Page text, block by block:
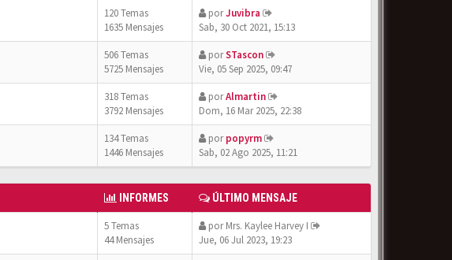
120 Temas
1635 Mensajes
porJuvibra
Sab, 30 Oct 2021, 15:13
506 Temas
5725 Mensajes
porSTascon
Vie, 05 Sep 2025, 09:47
318 Temas
3792 Mensajes
porAlmartin
Dom, 16 Mar 2025, 22:38
134 Temas
1446 Mensajes
porpopyrm
Sab, 02 Ago 2025, 11:21
INFORMES ÚLTIMO MENSAJE
5 Temas
44 Mensajes
porMrs. Kaylee Harvey I
Jue, 06 Jul 2023, 19:23